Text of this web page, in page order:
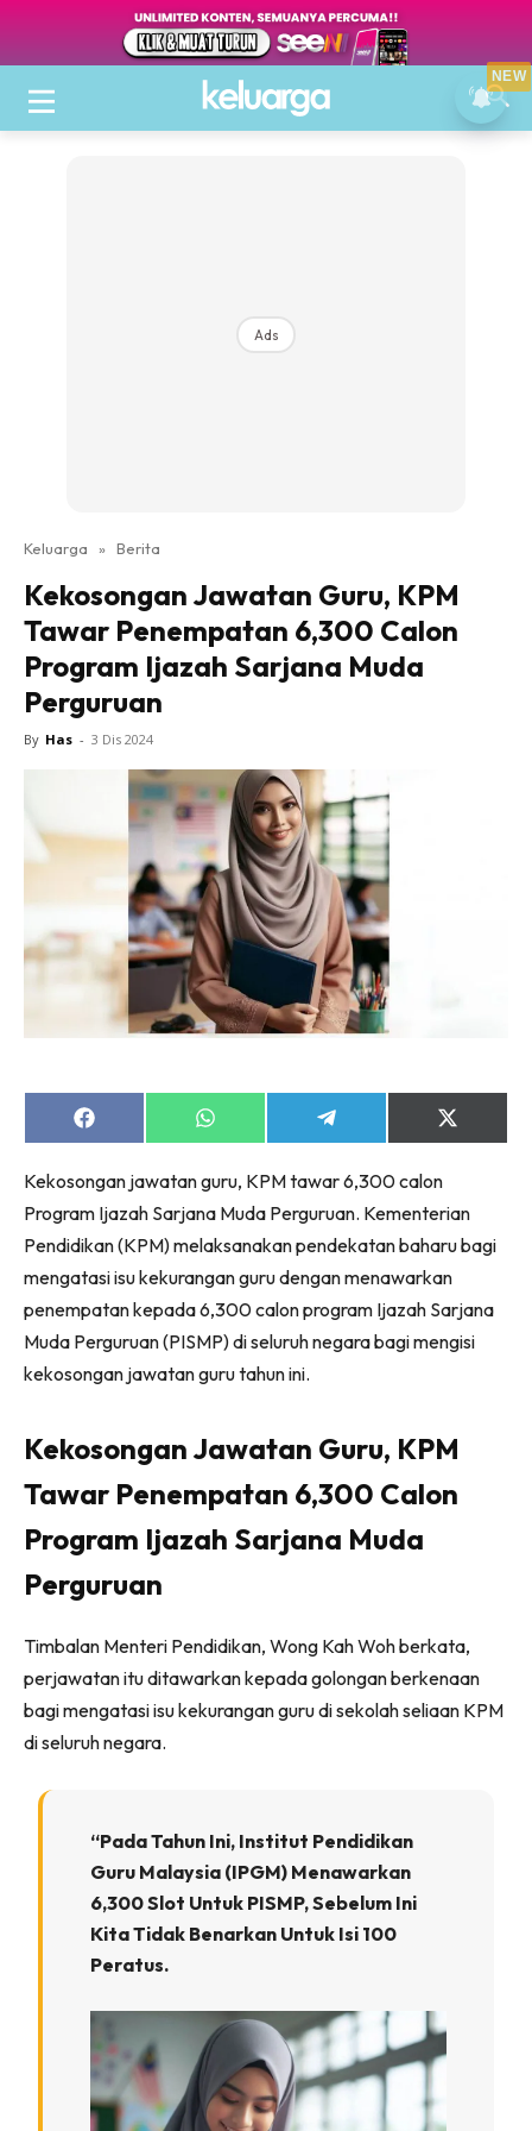
Ads
Keluarga » Berita
Kekosongan Jawatan Guru, KPM
Tawar Penempatan 6,300 Calon
Program Ijazah Sarjana Muda
Perguruan
By Has - 3 Dis 2024
Share
on
Share
on
Share
on
Share
on
Kekosongan jawatan guru, KPM tawar 6,300 calon
Program Ijazah Sarjana Muda Perguruan. Kementerian
Pendidikan (KPM) melaksanakan pendekatan baharu bagi
mengatasi isu kekurangan guru dengan menawarkan
penempatan kepada 6,300 calon program Ijazah Sarjana
Muda Perguruan (PISMP) di seluruh negara bagi mengisi
kekosongan jawatan guru tahun ini.
Kekosongan Jawatan Guru, KPM
Tawar Penempatan 6,300 Calon
Program Ijazah Sarjana Muda
Perguruan
Timbalan Menteri Pendidikan, Wong Kah Woh berkata,
perjawatan itu ditawarkan kepada golongan berkenaan
bagi mengatasi isu kekurangan guru di sekolah seliaan KPM
di seluruh negara.
“Pada Tahun Ini, Institut Pendidikan
Guru Malaysia (IPGM) Menawarkan
6,300 Slot Untuk PISMP, Sebelum Ini
Kita Tidak Benarkan Untuk Isi 100
Peratus.
NEW